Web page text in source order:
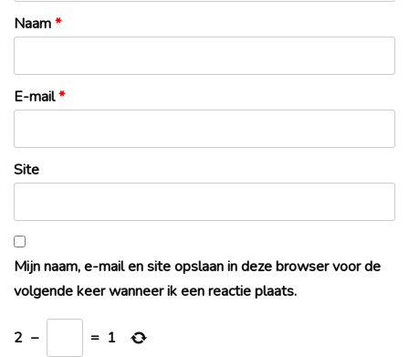
Naam*
E-mail*
Site
Mijn naam, e-mail en site opslaan in deze browser voor de
volgende keer wanneer ik een reactie plaats.
2 − = 1